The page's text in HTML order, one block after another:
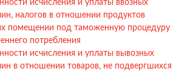
исчисления и уплаты ввозных
налогов в отношении продуктов
помещении под таможенную процедуру
потребления
исчисления и уплаты вывозных
в отношении товаров, не подвергшихся